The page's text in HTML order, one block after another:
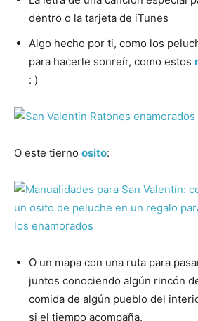
dentro o la tarjeta de iTunes
Algo hecho por ti, como los
para hacerle sonreír, como estos
: )
O este tierno osito:
O un mapa con una ruta para
juntos conociendo algún rincón
comida de algún pueblo del
si el tiempo acompaña.